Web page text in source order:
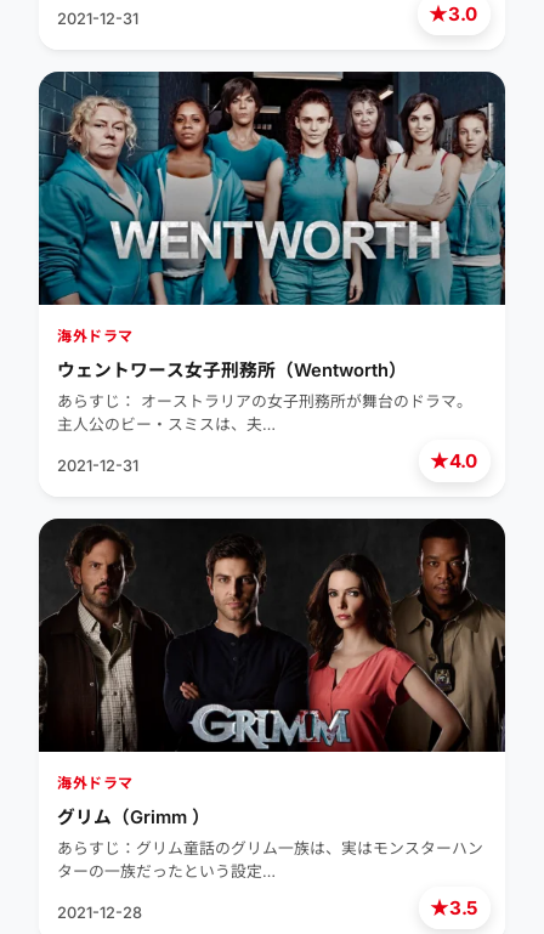
★3.0
2021-12-31
★4.0
海外ドラマ
ウェントワース女子刑務所（Wentworth）
あらすじ： オーストラリアの女子刑務所が舞台のドラマ。
主人公のビー・スミスは、夫…
2021-12-31
★3.5
海外ドラマ
グリム（Grimm ）
あらすじ：グリム童話のグリム一族は、実はモンスターハン
ターの一族だったという設定…
2021-12-28